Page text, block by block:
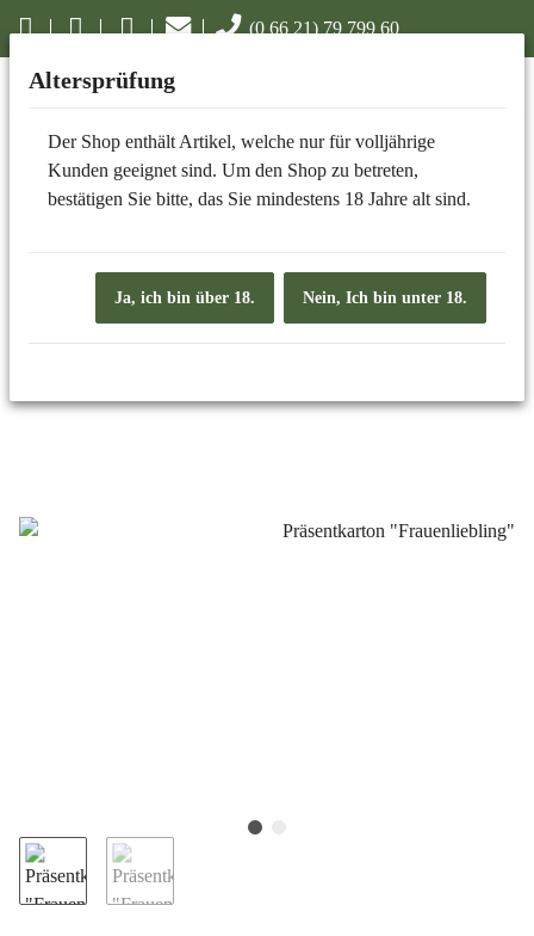
(0 66 21) 79 799 60
PRÄSENTE
Altersprüfung
Der Shop enthält Artikel, welche nur für volljährige
Kunden geeignet sind. Um den Shop zu betreten,
bestätigen Sie bitte, das Sie mindestens 18 Jahre alt sind.
Ja, ich bin über 18. Nein, Ich bin unter 18.